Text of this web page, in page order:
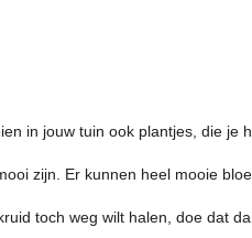
in jouw tuin ook plantjes, die je
zijn. Er kunnen heel mooie
toch weg wilt halen, doe dat